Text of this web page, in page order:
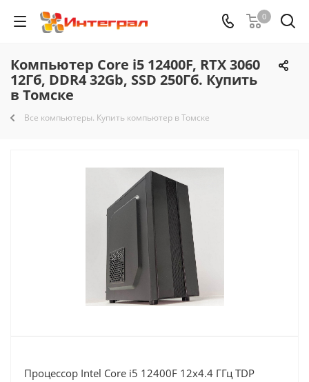
0
Компьютер Core i5 12400F, RTX 3060
12Гб, DDR4 32Gb, SSD 250Гб. Купить
в Томске
Все компьютеры. Купить компьютер в Томске
Процессор Intel Core i5 12400F 12x4.4 ГГц TDP